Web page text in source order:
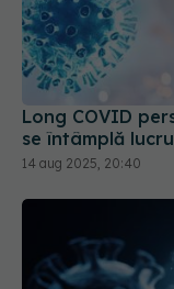
Long COVID
se întâmplă
14 aug 2025, 20:40